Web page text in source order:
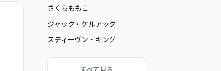
さくらももこ
ジャック・ケルアック
スティーヴン・キング
すべて見る